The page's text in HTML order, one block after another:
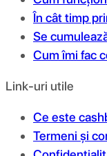
În cât timp
Se
Cum îmi fac
Link-uri utile
Ce este
Termeni și